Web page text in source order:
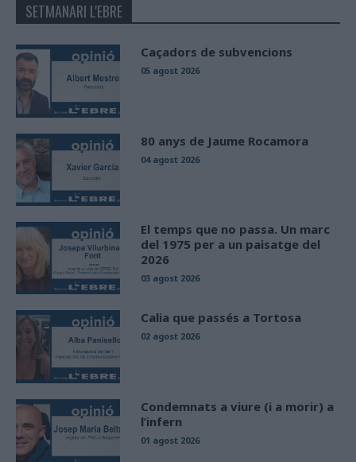
SETMANARI L'EBRE
Caçadors de subvencions
05 agost 2026
80 anys de Jaume Rocamora
04 agost 2026
El temps que no passa. Un marc
del 1975 per a un paisatge del
2026
03 agost 2026
Calia que passés a Tortosa
02 agost 2026
Condemnats a viure (i a morir) a
l’infern
01 agost 2026